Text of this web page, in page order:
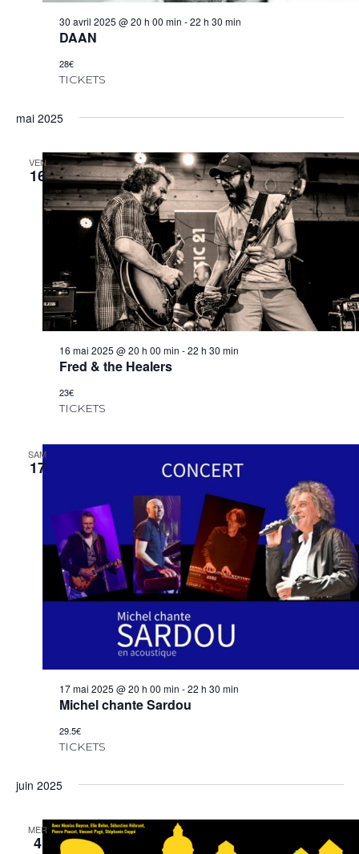
30 avril 2025 @ 20 h 00 min -22 h 30 min
DAAN
28€
TICKETS
mai 2025
VEN
16
16 mai 2025 @ 20 h 00 min -22 h 30 min
Fred & the Healers
23€
TICKETS
SAM
17
17 mai 2025 @ 20 h 00 min -22 h 30 min
Michel chante Sardou
29.5€
TICKETS
juin 2025
MER
4